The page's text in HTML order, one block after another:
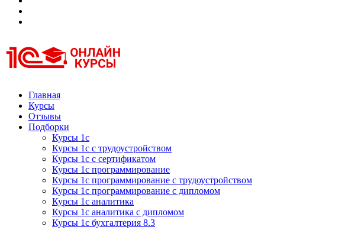
Курсы 1С
Курсы 1С официальная сертификация
Главная
Курсы
Отзывы
Подборки
Курсы 1с
Курсы 1с с трудоустройством
Курсы 1с с сертификатом
Курсы 1с программирование
Курсы 1с программирование с трудоустройством
Курсы 1с программирование с дипломом
Курсы 1с аналитика
Курсы 1с аналитика с дипломом
Курсы 1с бухгалтерия 8.3